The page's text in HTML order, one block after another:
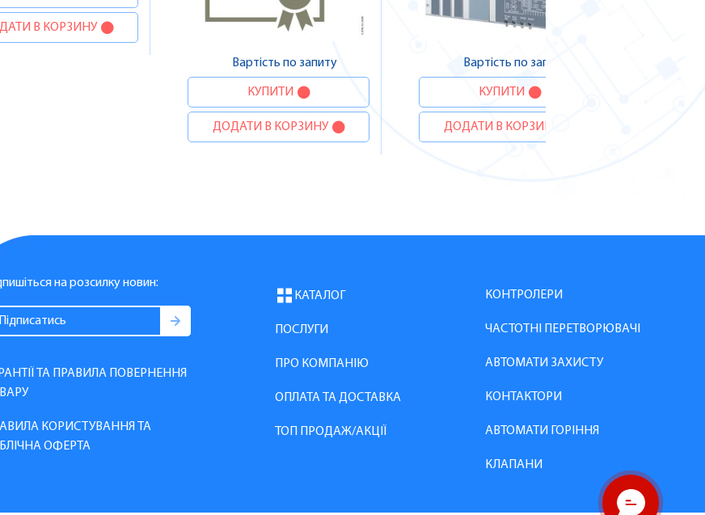
В КОРЗИНУ
Вартість по запиту
КУПИТИ
ДОДАТИ В КОРЗИНУ
Вартість по запиту
КУПИТИ
ДОДАТИ В КОРЗИНУ
на розсилку новин:
ТА ПРАВИЛА ПОВЕРНЕННЯ
КОРИСТУВАННЯ ТА
ОФЕРТА
КАТАЛОГ
ПОСЛУГИ
ПРО КОМПАНІЮ
ОПЛАТА ТА ДОСТАВКА
ТОП ПРОДАЖ/АКЦІЇ
КОНТРОЛЕРИ
ЧАСТОТНІ ПЕРЕТВОРЮВАЧІ
АВТОМАТИ ЗАХИСТУ
КОНТАКТОРИ
АВТОМАТИ ГОРІННЯ
КЛАПАНИ